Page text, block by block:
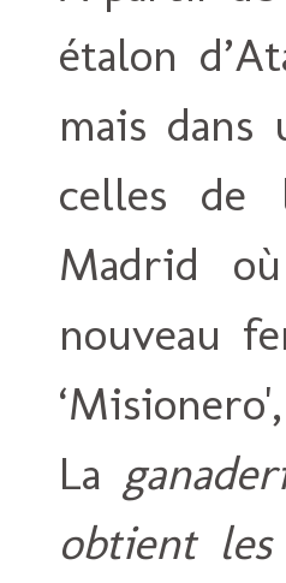
étalon
mais dans
celles de
Madrid
nouveau
‘Misionero',
La
obtient